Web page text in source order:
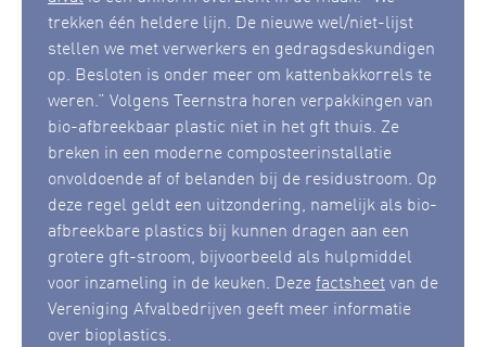
trekken één heldere lijn. De nieuwe wel/niet-lijst
stellen we met verwerkers en gedragsdeskundigen
op. Besloten is onder meer om kattenbakkorrels te
weren.” Volgens Teernstra horen verpakkingen van
bio-afbreekbaar plastic niet in het gft thuis. Ze
breken in een moderne composteerinstallatie
onvoldoende af of belanden bij de residustroom. Op
deze regel geldt een uitzondering, namelijk als bio-
afbreekbare plastics bij kunnen dragen aan een
grotere gft-stroom, bijvoorbeeld als hulpmiddel
voor inzameling in de keuken. Dezefactsheetvan de
Vereniging Afvalbedrijven geeft meer informatie
over bioplastics.